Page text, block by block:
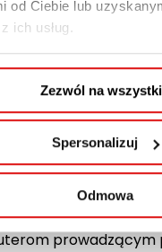
od Ciebie lub
ich usług.
Zezwól na
Spersonalizuj
Odmowa
za
ryzykiem,
działów
negocjatorom
specjalistom
prowadzącym